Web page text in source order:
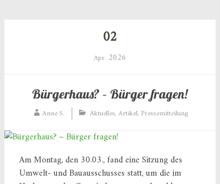
02
Apr. 2026
Bürgerhaus? – Bürger fragen!
Anne S. Aktuelles,Artikel, Pressemitteilung
Am Montag, den 30.03., fand eine Sitzung des
Umwelt- und Bauausschusses statt, um die im